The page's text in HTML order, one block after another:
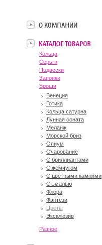
Кольца
Серьги
Подвески
Запонки
Броши
Венеция
Готика
Кольца сатурна
Лунная соната
Меланж
Морской бриз
Опиум
Очарование
С бриллиантами
С жемчугом
С цветными камнями
С эмалью
Флора
Фэнтези
Цветы
Эксклюзив
Разное